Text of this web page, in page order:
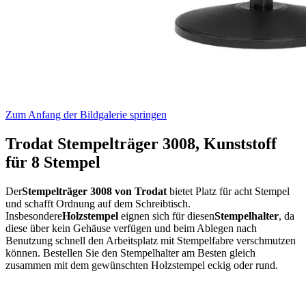
Zum Anfang der Bildgalerie springen
Trodat Stempelträger 3008, Kunststoff
für 8 Stempel
DerStempelträger 3008 von Trodat bietet Platz für acht Stempel
und schafft Ordnung auf dem Schreibtisch.
InsbesondereHolzstempel eignen sich für diesenStempelhalter, da
diese über kein Gehäuse verfügen und beim Ablegen nach
Benutzung schnell den Arbeitsplatz mit Stempelfabre verschmutzen
können. Bestellen Sie den Stempelhalter am Besten gleich
zusammen mit dem gewünschten Holzstempel eckig oder rund.